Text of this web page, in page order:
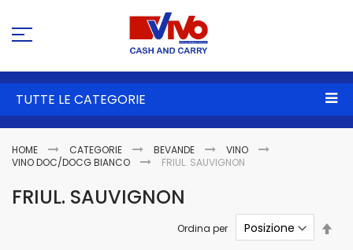
TUTTE LE CATEGORIE
HOME CATEGORIE BEVANDE
VINO
VINO DOC/DOCG BIANCO
FRIUL. SAUVIGNON
FRIUL. SAUVIGNON
Ordina per